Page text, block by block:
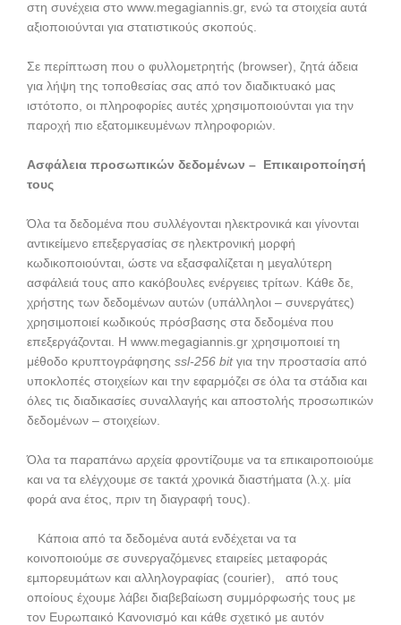
στη συνέχεια στο www.megagiannis.gr, ενώ τα στοιχεία αυτά
αξιοποιούνται για στατιστικούς σκοπούς.
Σε περίπτωση που ο φυλλομετρητής (browser), ζητά άδεια
για λήψη της τοποθεσίας σας από τον διαδικτυακό μας
ιστότοπο, οι πληροφορίες αυτές χρησιμοποιούνται για την
παροχή πιο εξατομικευμένων πληροφοριών.
Ασφάλεια προσωπικών δεδομένων – Επικαιροποίησή
τους
Όλα τα δεδοµένα που συλλέγονται ηλεκτρονικά και γίνονται
αντικείµενο επεξεργασίας σε ηλεκτρονική µορφή
κωδικοποιούνται, ώστε να εξασφαλίζεται η µεγαλύτερη
ασφάλειά τους απο κακόβουλες ενέργειες τρίτων. Κάθε δε,
χρήστης των δεδοµένων αυτών (υπάλληλοι – συνεργάτες)
χρησιµοποιεί κωδικούς πρόσβασης στα δεδοµένα που
επεξεργάζονται. Η www.megagiannis.gr χρησιμοποιεί τη
μέθοδο κρυπτογράφησης ssl-256 bitγια την προστασία από
υποκλοπές στοιχείων και την εφαρμόζει σε όλα τα στάδια και
όλες τις διαδικασίες συναλλαγής και αποστολής προσωπικών
δεδομένων – στοιχείων.
Όλα τα παραπάνω αρχεία φροντίζουµε να τα επικαιροποιούµε
και να τα ελέγχουµε σε τακτά χρονικά διαστήµατα (λ.χ. μία
φορά ανα έτος, πριν τη διαγραφή τους).
Κάποια από τα δεδοµένα αυτά ενδέχεται να τα
κοινοποιούµε σε συνεργαζόµενες εταιρείες µεταφοράς
εµπορευµάτων και αλληλογραφίας (courier), από τους
οποίους έχουμε λάβει διαβεβαίωση συμμόρφωσής τους με
τον Ευρωπαικό Κανονισμό και κάθε σχετικό με αυτόν